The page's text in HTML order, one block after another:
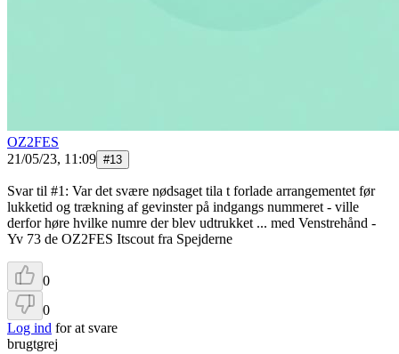
OZ2FES
21/05/23, 11:09 #13
Svar til #1: Var det svære nødsaget tila t forlade arrangementet før
lukketid og trækning af gevinster på indgangs nummeret - ville
derfor høre hvilke numre der blev udtrukket ... med Venstrehånd -
Yv 73 de OZ2FES Itscout fra Spejderne
0
0
Log ind for at svare
brugtgrej